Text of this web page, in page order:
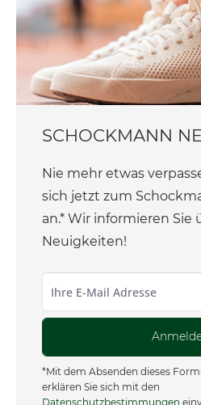
SCHOCKMANN
Nie mehr etwas
sich jetzt zum
an.* Wir informieren Sie
Neuigkeiten!
*Mit dem Absenden dieses
erklären Sie sich mit den
Datenschutzbestimmungen